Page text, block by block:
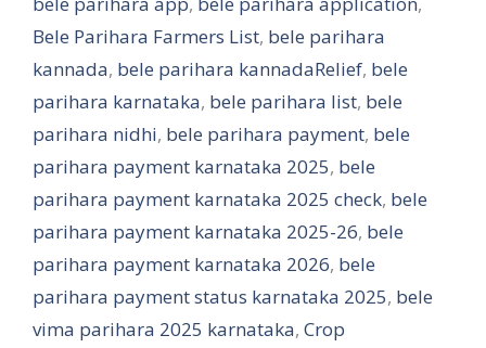
Bele Parihara Farmers List, bele parihara
kannada, bele parihara kannadaRelief, bele
parihara karnataka, bele parihara list, bele
parihara nidhi, bele parihara payment, bele
parihara payment karnataka 2025, bele
parihara payment karnataka 2025 check, bele
parihara payment karnataka 2025-26, bele
parihara payment karnataka 2026, bele
parihara payment status karnataka 2025, bele
vima parihara 2025 karnataka, Crop